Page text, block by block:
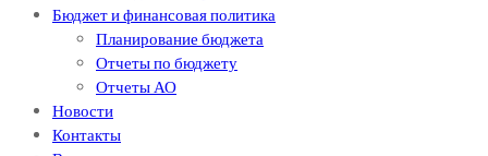
Бюджет и финансовая политика
Планирование бюджета
Отчеты по бюджету
Отчеты АО
Новости
Контакты